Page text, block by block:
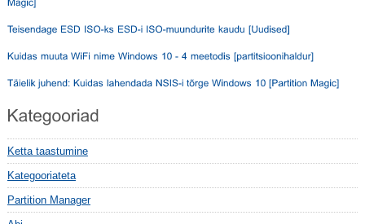
Ketta taastumine
Kategooriateta
Partition Manager